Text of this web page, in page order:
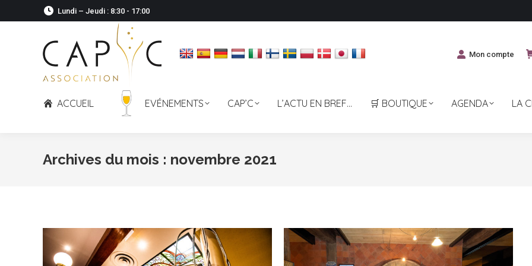
Lundi – Jeudi : 8:30 - 17:00
Mon compte
ACCUEIL EVÉNEMENTS CAP’C L’ACTU EN BREF… 🛒 BOUTIQUE AGENDA LA
Archives du mois : novembre 2021